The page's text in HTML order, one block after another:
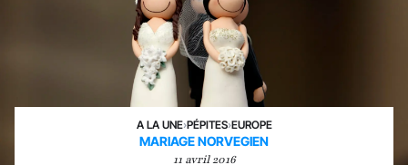
A LA UNE›PÉPITES›EUROPE
MARIAGE NORVEGIEN
11 avril 2016